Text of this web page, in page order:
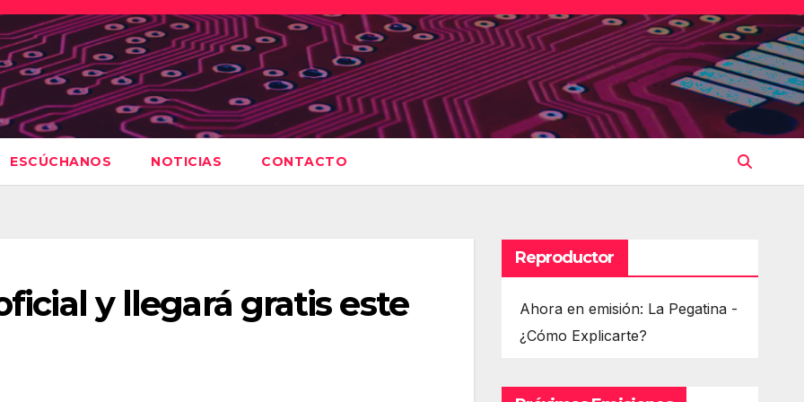
ESCÚCHANOS NOTICIAS CONTACTO
y llegará gratis este
Reproductor
Ahora en emisión: La Pegatina -
¿Cómo Explicarte?